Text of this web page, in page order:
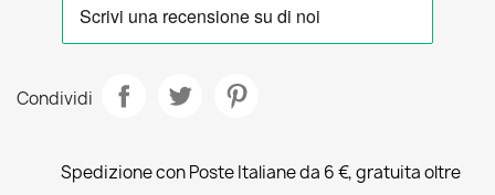
Condividi
Spedizione con Poste Italiane da 6 €, gratuita oltre